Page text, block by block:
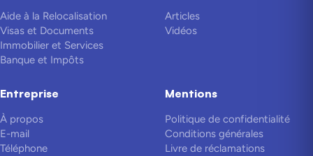
Aide à la Relocalisation
Visas et Documents
Immobilier et Services
Banque et Impôts
Articles
Vidéos
Entreprise
À propos
E-mail
Téléphone
Mentions
Politique de confidentialité
Conditions générales
Livre de réclamations